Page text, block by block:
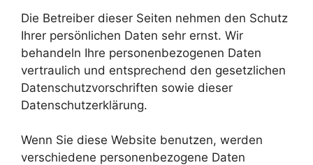
Die Betreiber dieser Seiten nehmen den Schutz
Ihrer persönlichen Daten sehr ernst. Wir
behandeln Ihre personenbezogenen Daten
vertraulich und entsprechend den gesetzlichen
Datenschutzvorschriften sowie dieser
Datenschutzerklärung.
Wenn Sie diese Website benutzen, werden
verschiedene personenbezogene Daten